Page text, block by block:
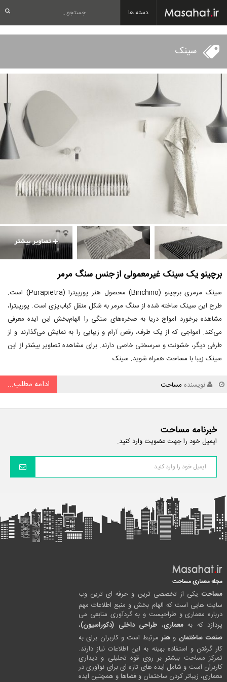
دسته ها
سینک
برچینو یک سینک غیرمعمولی از جنس سنگ مرمر
سینک مرمری برچینو (Birichino) محصول هنر پورپیترا (Purapietra) است.
طرح این سینک ساخته شده از سنگ مرمر به شکل منقل کباب‌پزی است. پورپیترا،
مشاهده برخورد امواج دریا به صخره‌های سنگی را الهام‌بخش این ایده معرفی
می‌کند. امواجی که از یک طرف، رقص آرام و زیبایی را به نمایش می‌گذارند و از
طرفی دیگر، خشونت و سرسختی خاصی دارند. برای مشاهده تصاویر بیشتر از این
سینک زیبا با مساحت همراه شوید. سینک
نویسنده مساحت ادامه مطلب...
خبرنامه مساحت
ایمیل خود را جهت عضویت وارد کنید.
مجله معماری مساحت
مساحت یکی از تخصصی ترین و حرفه ای ترین وب
سایت هایی است که الهام بخش و منبع اطلاعات مهم
درباره معماری و طراحیست و به گردآوری منابعی می
پردازد که بهمعماری، طراحی داخلی (دکوراسیون)،
صنعت ساختمان و هنرمرتبط است و کاربران برای به
کار گرفتن و استفاده بهینه به این اطلاعات نیاز دارند.
تمرکز مساحت بیشتر بر روی قوه تحلیلی و دیداری
کاربران است و شامل ایده های تازه ای برای نوآوری در
معماری، زیباتر کردن ساختمان و فضاها و همچنین ایده